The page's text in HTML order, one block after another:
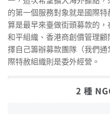
的第一個服務對象就是國際
算是最早來臺做街頭募款的
和平組織、香港商創價管理
擇自己籌辦募款團隊（我們通
際特赦組織則是委外經營。